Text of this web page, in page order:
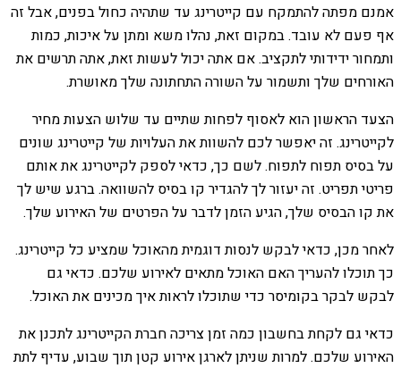
אמנם מפתה להתמקח עם קייטרינג עד שתהיה כחול בפנים, אבל זה
אף פעם לא עובד. במקום זאת, נהלו משא ומתן על איכות, כמות
ותמחור ידידותי לתקציב. אם אתה יכול לעשות זאת, אתה תרשים את
האורחים שלך ותשמור על השורה התחתונה שלך מאושרת.
הצעד הראשון הוא לאסוף לפחות שתיים עד שלוש הצעות מחיר
לקייטרינג. זה יאפשר לכם להשוות את העלויות של קייטרינג שונים
על בסיס תפוח לתפוח. לשם כך, כדאי לספק לקייטרינג את אותם
פריטי תפריט. זה יעזור לך להגדיר קו בסיס להשוואה. ברגע שיש לך
את קו הבסיס שלך, הגיע הזמן לדבר על הפרטים של האירוע שלך.
לאחר מכן, כדאי לבקש לנסות דוגמית מהאוכל שמציע כל קייטרינג.
כך תוכלו להעריך האם האוכל מתאים לאירוע שלכם. כדאי גם
לבקש לבקר בקומיסר כדי שתוכלו לראות איך מכינים את האוכל.
כדאי גם לקחת בחשבון כמה זמן צריכה חברת הקייטרינג לתכנן את
האירוע שלכם. למרות שניתן לארגן אירוע קטן תוך שבוע, עדיף לתת